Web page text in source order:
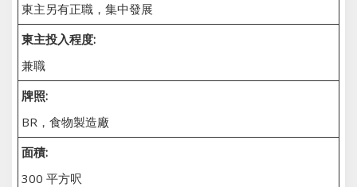
東主另有正職，集中發展
東主投入程度:
兼職
牌照:
BR，食物製造廠
面積:
300 平方呎